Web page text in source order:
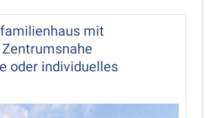
mit
oder individuelles